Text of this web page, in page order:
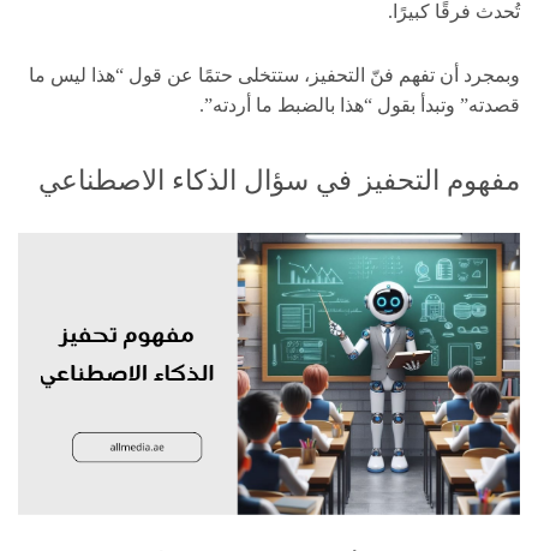
تُحدث فرقًا كبيرًا.
وبمجرد أن تفهم فنّ التحفيز، ستتخلى حتمًا عن قول “هذا ليس ما
قصدته” وتبدأ بقول “هذا بالضبط ما أردته”.
مفهوم التحفيز في سؤال الذكاء الاصطناعي